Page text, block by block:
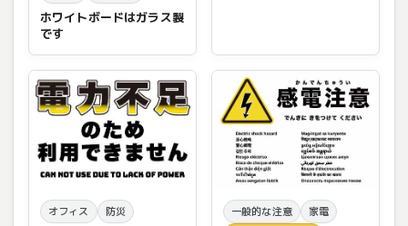
ホワイトボードはガラス製
です
オフィス 防災 一般的な注意
家電